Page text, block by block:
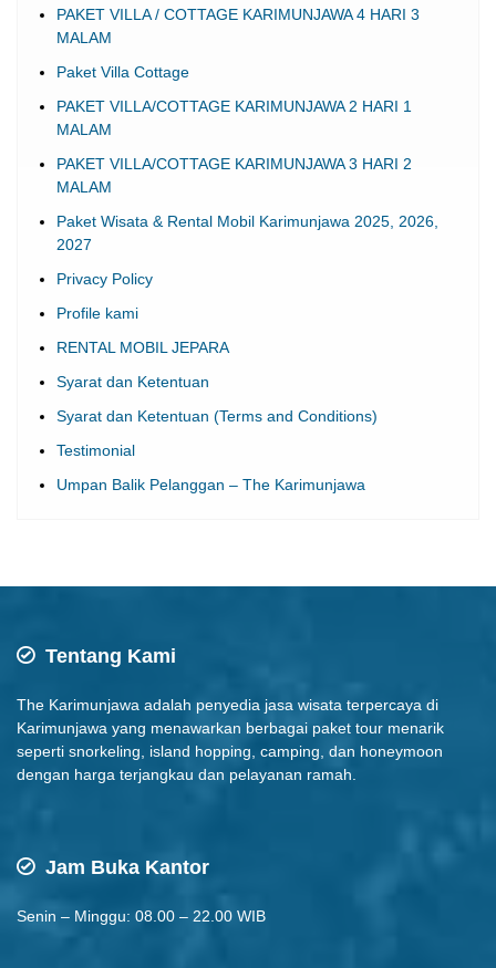
PAKET VILLA / COTTAGE KARIMUNJAWA 4 HARI 3
MALAM
Paket Villa Cottage
PAKET VILLA/COTTAGE KARIMUNJAWA 2 HARI 1
MALAM
PAKET VILLA/COTTAGE KARIMUNJAWA 3 HARI 2
MALAM
Paket Wisata & Rental Mobil Karimunjawa 2025, 2026,
2027
Privacy Policy
Profile kami
RENTAL MOBIL JEPARA
Syarat dan Ketentuan
Syarat dan Ketentuan (Terms and Conditions)
Testimonial
Umpan Balik Pelanggan – The Karimunjawa
Tentang Kami
The Karimunjawa adalah penyedia jasa wisata terpercaya di
Karimunjawa yang menawarkan berbagai paket tour menarik
seperti snorkeling, island hopping, camping, dan honeymoon
dengan harga terjangkau dan pelayanan ramah.
Jam Buka Kantor
Senin – Minggu: 08.00 – 22.00 WIB